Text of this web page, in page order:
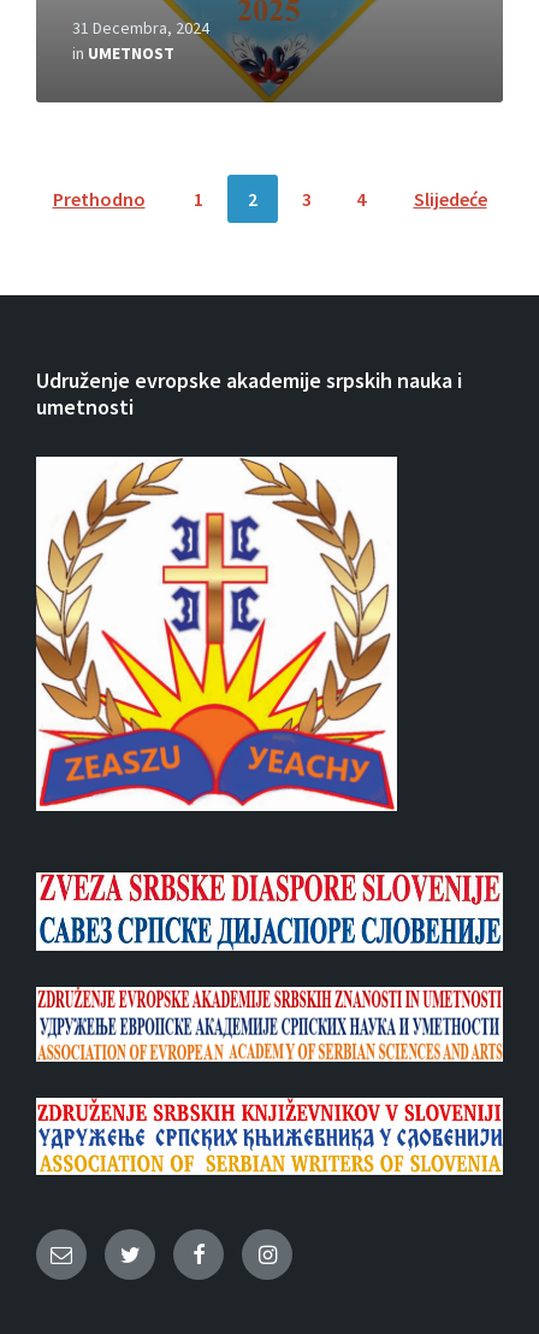
31 Decembra, 2024
in UMETNOST
Posts
Prethodno 1 2 3 4 Slijedeće
Udruženje evropske akademije srpskih nauka i
umetnosti
Email TwitterFacebookInstagram